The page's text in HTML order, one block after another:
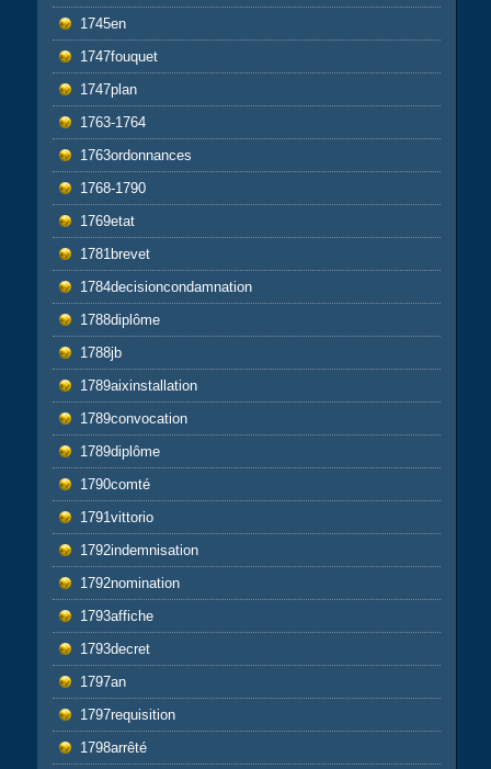
1745en
1747fouquet
1747plan
1763-1764
1763ordonnances
1768-1790
1769etat
1781brevet
1784decisioncondamnation
1788diplôme
1788jb
1789aixinstallation
1789convocation
1789diplôme
1790comté
1791vittorio
1792indemnisation
1792nomination
1793affiche
1793decret
1797an
1797requisition
1798arrêté